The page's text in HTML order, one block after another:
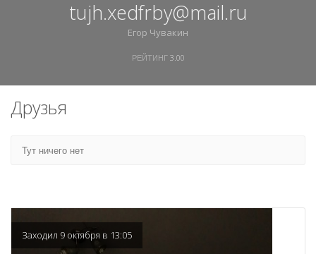
tujh.xedfrby@mail.ru
Егор Чувакин
РЕЙТИНГ 3.00
Друзья
Тут ничего нет
Заходил 9 октября в 13:05